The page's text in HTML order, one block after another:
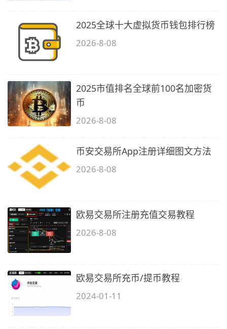
2025全球十大虚拟货币钱包排行榜
2026-8-08
2025市值排名全球前100名加密货
币
2026-8-08
币安交易所App注册详细图文方法
2026-8-08
欧易交易所注册充值交易教程
2026-8-08
欧易交易所充币/提币教程
2024-01-11